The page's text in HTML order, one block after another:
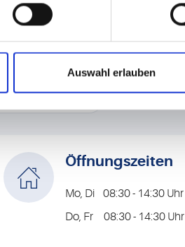
Auswahl erlauben
bei
für
mit Ihrer
Öffnungszeiten
Mo, Di 08:30 - 14:30 Uhr
Do, Fr 08:30 - 14:30 Uhr